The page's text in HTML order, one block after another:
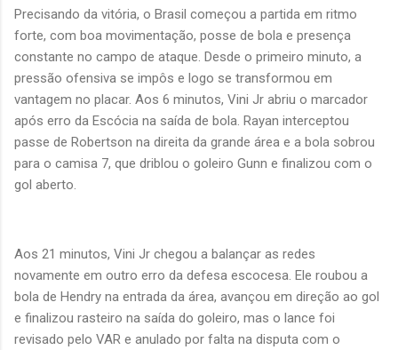
Precisando da vitória, o Brasil começou a partida em ritmo
forte, com boa movimentação, posse de bola e presença
constante no campo de ataque. Desde o primeiro minuto, a
pressão ofensiva se impôs e logo se transformou em
vantagem no placar. Aos 6 minutos, Vini Jr abriu o marcador
após erro da Escócia na saída de bola. Rayan interceptou
passe de Robertson na direita da grande área e a bola sobrou
para o camisa 7, que driblou o goleiro Gunn e finalizou com o
gol aberto.
Aos 21 minutos, Vini Jr chegou a balançar as redes
novamente em outro erro da defesa escocesa. Ele roubou a
bola de Hendry na entrada da área, avançou em direção ao gol
e finalizou rasteiro na saída do goleiro, mas o lance foi
revisado pelo VAR e anulado por falta na disputa com o